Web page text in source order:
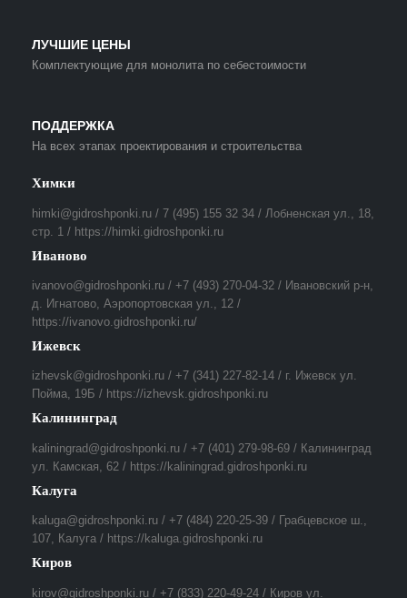
ЛУЧШИЕ ЦЕНЫ
Комплектующие для монолита по себестоимости
ПОДДЕРЖКА
На всех этапах проектирования и строительства
Химки
himki@gidroshponki.ru / 7 (495) 155 32 34 / Лобненская ул., 18,
стр. 1 / https://himki.gidroshponki.ru
Иваново
ivanovo@gidroshponki.ru / +7 (493) 270-04-32 / Ивановский р-н,
д. Игнатово, Аэропортовская ул., 12 /
https://ivanovo.gidroshponki.ru/
Ижевск
izhevsk@gidroshponki.ru / +7 (341) 227-82-14 / г. Ижевск ул.
Пойма, 19Б / https://izhevsk.gidroshponki.ru
Калининград
kaliningrad@gidroshponki.ru / +7 (401) 279-98-69 / Калининград
ул. Камская, 62 / https://kaliningrad.gidroshponki.ru
Калуга
kaluga@gidroshponki.ru / +7 (484) 220-25-39 / Грабцевское ш.,
107, Калуга / https://kaluga.gidroshponki.ru
Киров
kirov@gidroshponki.ru / +7 (833) 220-49-24 / Киров ул.